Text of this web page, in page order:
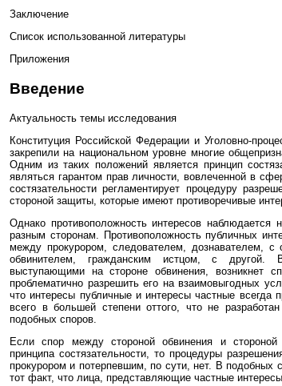
Заключение
Список использованной литературы
Приложения
Введение
Актуальность темы исследования
Конституция Российской Федерации и Уголовно-
закрепили на национальном уровне многие
Одним из таких положений является принцип
являться гарантом прав личности, вовлеченной в
состязательности регламентирует процедуру
стороной защиты, которые имеют противоречивые
Однако противоположность интересов
разным сторонам. Противоположность публичных
между прокурором, следователем, дознавателем,
обвинителем, гражданским истцом, с
выступающими на стороне обвинения, возникнет
проблематично разрешить его на взаимовыгодных
что интересы публичные и интересы частные всегда
всего в большей степени оттого, что не
подобных споров.
Если спор между стороной обвинения и
принципа состязательности, то процедуры
прокурором и потерпевшим, по сути, нет. В подобных
тот факт, что лица, представляющие частные